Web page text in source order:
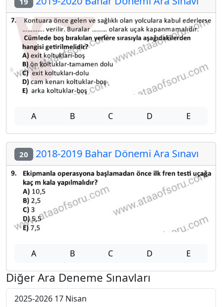
A B C D E
20 2018-2019 Bahar Dönemi Ara Sınavı
A B C D E
Diğer Ara Deneme Sınavları
2025-2026 17 Nisan